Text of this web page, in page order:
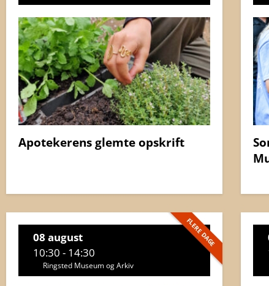
Apotekerens glemte opskrift
FLERE DAGE
08 august
10:30 - 14:30
Ringsted Museum og Arkiv